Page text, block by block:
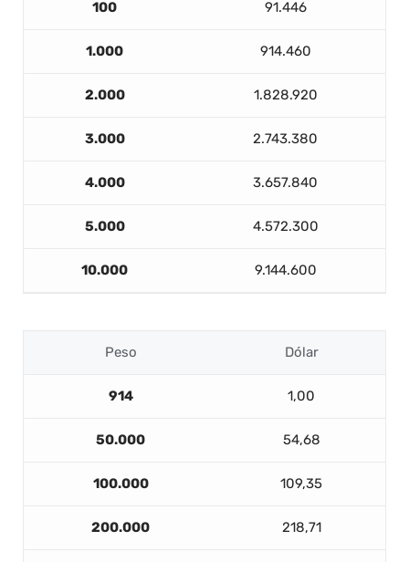
100 91.446
1.000 914.460
2.000 1.828.920
3.000 2.743.380
4.000 3.657.840
5.000 4.572.300
10.000 9.144.600
Peso Dólar
914 1,00
50.000 54,68
100.000 109,35
200.000 218,71